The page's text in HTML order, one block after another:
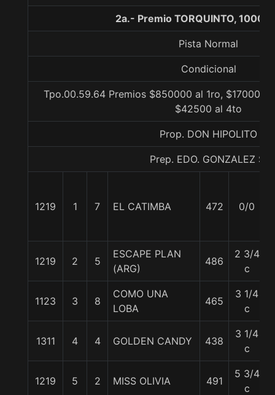
2a.- Premio TORQUINTO, 1000
Pista Normal
Condicional
Tpo.00.59.64 Premios $850000 al 1ro, $170000
$42500 al 4to
Prop. DON HIPOLITO
Prep. EDO. GONZALEZ S.
1219 1 7 EL CATIMBA 472 0/0
1219 2 5
ESCAPE PLAN
(ARG)
486
2 3/4
c
1123 3 8
COMO UNA
LOBA
465
3 1/4
c
1311 4 4 GOLDEN CANDY 438
3 1/4
c
1219 5 2 MISS OLIVIA 491
5 3/4
c